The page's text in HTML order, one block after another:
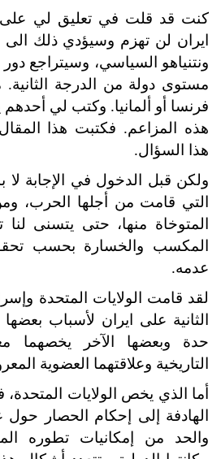
o
k
p
p
a
m
I
n
كنت قد قلت في تعليق لي
ايران لن تهزم وسيؤدي ذلك
ونتنياهو السياسي، وسيتراجع
مستوى دولة من الدرجة الثانية.
فرنسا أو ألمانيا. وكتب لي
هذه المزاعم. فكتبت هذا
هذا السؤال.
ولكن قبل الدخول في الإجابة لا
التي قامت من أجلها الحرب،
المتوخاة منها، حتى يتسنى
المكسب والخسارة بحسب
عدمه.
لقد قامت الولايات المتحدة
الثانية على ايران لأسباب
حدة وبعضها الآخر يخصهما
التاريخية وعلاقتهما العضوية
أما الذي يخص الولايات
الهادفة إلى إحكام الحصار حول
والحد من إمكانيات تطوره